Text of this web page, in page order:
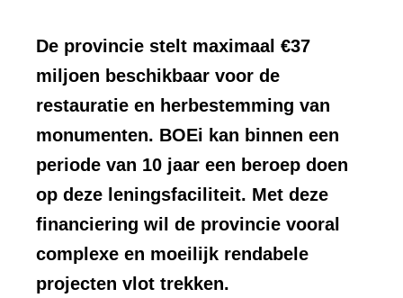
element:
Foto
De provincie stelt maximaal €37
miljoen beschikbaar voor de
restauratie en herbestemming van
monumenten. BOEi kan binnen een
periode van 10 jaar een beroep doen
op deze leningsfaciliteit. Met deze
financiering wil de provincie vooral
complexe en moeilijk rendabele
projecten vlot trekken.